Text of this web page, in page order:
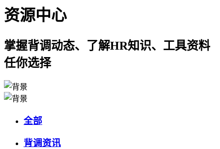
资源中心
掌握背调动态、了解HR知识、工具资料
任你选择
全部
背调资讯